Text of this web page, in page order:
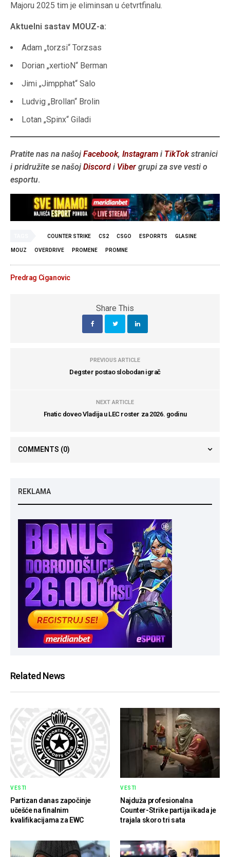
Majoru 2025 tim je eliminsan u ćetvrtfinalu.
Aktuelni sastav MOUZ-a:
Adam „torzsi“ Torzsas
Dorian „xertioN“ Berman
Jimi „Jimpphat“ Salo
Ludvig „Brollan“ Brolin
Lotan „Spinx“ Giladi
Pratite nas na našojFacebook,Instagram i TikTokstranici
i pridružite se našojDiscord i Viber grupi za sve vesti o
esportu.
COUNTER STRIKE CS2 CSGO ESPORRTS GLASINE
MOUZ OVERDRIVE PROMENE PROMNE
Predrag Ciganovic
Share This
PREVIOUS ARTICLE
Degster postao slobodan igrač
NEXT ARTICLE
Fnatic doveo Vladija u LEC roster za 2026. godinu
COMMENTS (0)
REKLAMA
Related News
VESTI
Partizan danas započinje
učešće na finalnim
kvalifikacijama za EWC
VESTI
Najduža profesionalna
Counter-Strike partija ikada je
trajala skoro tri sata